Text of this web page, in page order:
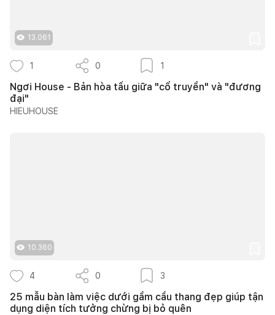
13.061
1 0 1
Ngơi House - Bản hòa tấu giữa "cổ truyền" và "đương
đại"
HIEUHOUSE
10.360
4 0 3
25 mẫu bàn làm việc dưới gầm cầu thang đẹp giúp tận
dụng diện tích tưởng chừng bị bỏ quên